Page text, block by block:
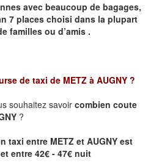
avec beaucoup de bagages,
7 places choisi dans la plupart
familles ou d’amis .
de taxi de METZ à AUGNY ?
souhaitez savoir combien coute
?
taxi entre METZ et AUGNY est
entre 42€ - 47€ nuit